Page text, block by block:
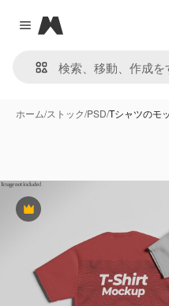
Close menu
Magnific
ホーム/ストック/PSD/Tシャツのモ
Premium